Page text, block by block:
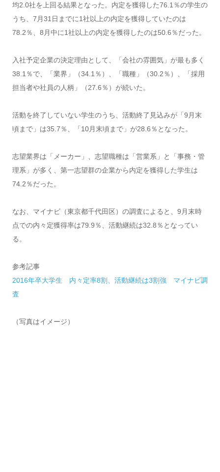
均2.0社を上回る結果となった。内定を獲得した76.1％の学生の
うち、7月31日までに1社以上の内定を獲得していたのは
78.2％、8月中に1社以上の内定を獲得したのは50.6％だった。
入社予定企業の決定理由として、「会社の雰囲気」が最も多く
38.1％で、「業界」（34.1％）、「職種」（30.2％）、「採用
担当者や社員の人柄」（27.6％）が続いた。
活動を終了していない学生のうち、活動終了見込みが「9月末
頃まで」は35.7％、「10月末頃まで」が28.6％となった。
志望業界は「メーカー」、志望職種は「営業系」と「事務・管
理系」が多く、第一志望群の企業から内定を獲得した学生は
74.2％だった。
なお、マイナビ（東京都千代田区）の調査によると、9月末時
点での内々定獲得率は79.9％、活動継続は32.8％となってい
る。
参考記事
2016年卒大学生 内々定率8割、活動継続は3割強 マイナビ調
査
（写真はイメージ）